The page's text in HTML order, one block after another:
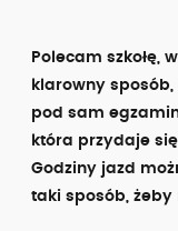
Polecam szkołę,
klarowny
pod sam
która przydaje
Godziny jazd
taki sposób, żeby